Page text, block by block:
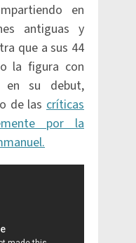
en
antiguas y
que a sus 44
la figura con
en su debut,
de las críticas
por la